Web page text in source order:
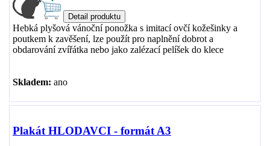
Hebká plyšová vánoční ponožka s imitací ovčí kožešinky a
poutkem k zavěšení, lze použít pro naplnění dobrot a
obdarování zvířátka nebo jako zalézací pelíšek do klece
Skladem: ano
Plakát HLODAVCI - formát A3